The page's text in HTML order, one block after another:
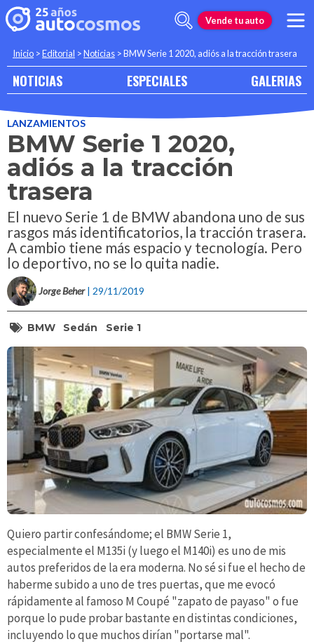
Vende tu auto
Inicio >Editorial >Noticias >BMW Serie 1 2020, adiós a la tracción trasera
NOTICIAS ESPECIALES GALERIAS
LANZAMIENTOS
BMW Serie 1 2020,
adiós a la tracción
trasera
El nuevo Serie 1 de BMW abandona uno de sus
rasgos más identificatorios, la tracción trasera.
A cambio tiene más espacio y tecnología. Pero
lo deportivo, no se lo quita nadie.
Jorge Beher | 29/11/2019
BMW Sedán Serie 1
Quiero partir confesándome; el BMW Serie 1,
especialmente el M135i (y luego el M140i) es uno de mis
autos preferidos de la era moderna. No sé si fue el hecho de
haberme subido a uno de tres puertas, que me evocó
rápidamente al famoso M Coupé "zapato de payaso" o fue
porque lo pude probar bastante en distintas condiciones,
incluyendo lo que muchos dirían "portarse mal".